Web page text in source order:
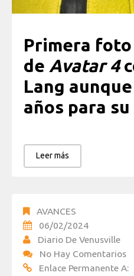
Primera
de Avatar 4
Lang
años para
Leer más
AVANCES
06/02/2024
Diario De Venusville
No Hay Comentarios
Enlace Permanente A: